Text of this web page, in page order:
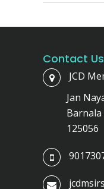
Contact Us
JCD
Jan
Barnala
125056